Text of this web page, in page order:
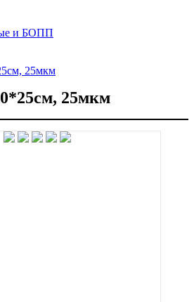
и БОПП
25мкм
25мкм